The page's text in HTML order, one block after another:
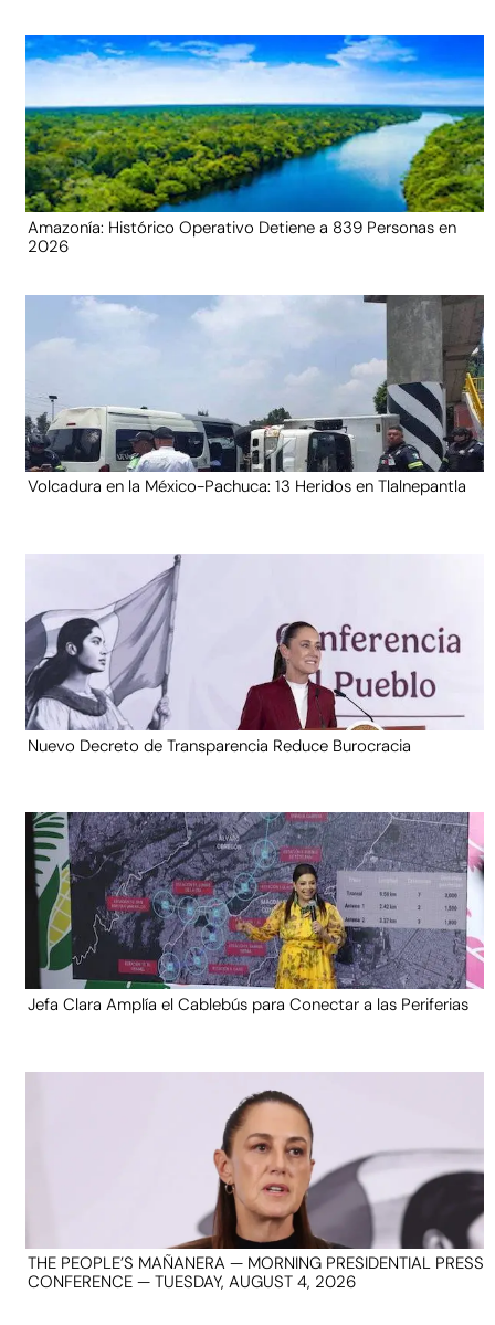
Amazonía: Histórico Operativo Detiene a 839 Personas en
2026
Volcadura en la México-Pachuca: 13 Heridos en Tlalnepantla
Nuevo Decreto de Transparencia Reduce Burocracia
Jefa Clara Amplía el Cablebús para Conectar a las Periferias
THE PEOPLE’S MAÑANERA — MORNING PRESIDENTIAL PRESS
CONFERENCE — TUESDAY, AUGUST 4, 2026